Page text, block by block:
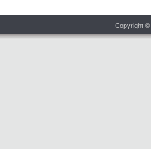
Copyright